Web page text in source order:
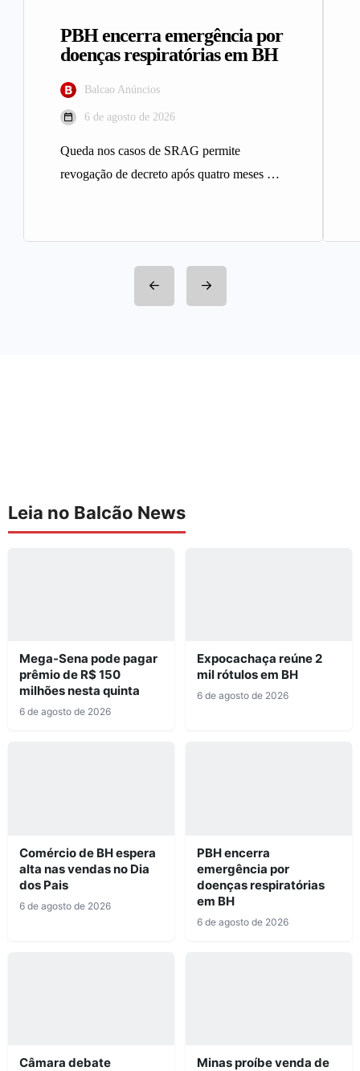
PBH encerra emergência por
doenças respiratórias em BH
Balcao Anúncios
6 de agosto de 2026
Queda nos casos de SRAG permite
revogação de decreto após quatro meses A
Leia no Balcão News
Mega-Sena pode pagar
prêmio de R$ 150
milhões nesta quinta
6 de agosto de 2026
Expocachaça reúne 2
mil rótulos em BH
6 de agosto de 2026
Comércio de BH espera
alta nas vendas no Dia
dos Pais
6 de agosto de 2026
PBH encerra
emergência por
doenças respiratórias
em BH
6 de agosto de 2026
Câmara debate
Minas proíbe venda de